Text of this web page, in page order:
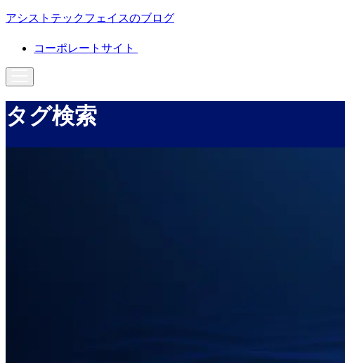
アシストテックフェイスのブログ
コーポレートサイト
タグ検索